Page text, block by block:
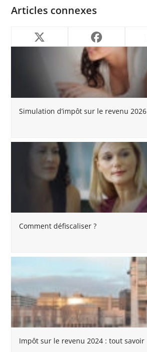
Articles connexes
Simulation d’impôt sur le revenu 2026
Comment défiscaliser ?
Impôt sur le revenu 2024 : tout savoir